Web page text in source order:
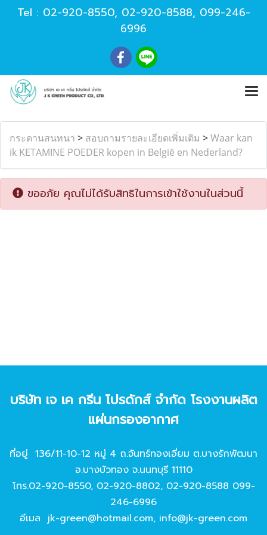
Tel : 02-920-8550, 02-920-8588, 099-246-
6996
กระดานสนทนา > สอบถามรายละเอียดเพิ่มเติม >Waar kan
ik KETAMINE POEDER kopen in België en Nederland?
ขออภัย คุณไม่ได้รับสิทธิในการเข้าใช้งานในส่วนนี้
บริษัท เจ เค กรีน โปรดักส์ จํากัด โรงงานผลิต
แผ่นกรองอากาศ
ที่อยู่ 136/11-10-12 หมู่ 4 ถ.จันทร์ทองเอี่ยม ต.บางรักพัฒนา
อ.บางบัวทอง จ.นนทบุรี 11110
โทร.02-920-8550, 02-920-8802, 02-920-8588 099-
246-6996
อีเมล jk-green@hotmail.com, info@jk-green.com